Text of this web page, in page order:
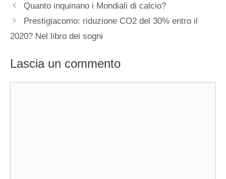
Quanto inquinano i Mondiali di calcio?
Prestigiacomo: riduzione CO2 del 30% entro il
2020? Nel libro dei sogni
Lascia un commento